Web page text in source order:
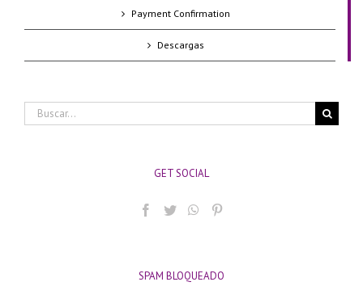
Payment Confirmation
Descargas
Buscar:
GET SOCIAL
SPAM BLOQUEADO